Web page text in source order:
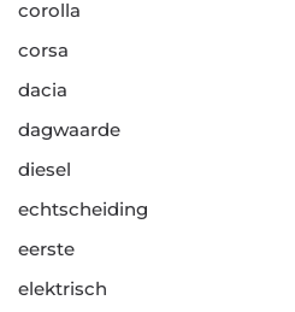
corolla
corsa
dacia
dagwaarde
diesel
echtscheiding
eerste
elektrisch